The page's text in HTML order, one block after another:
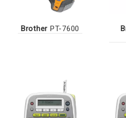
Brother PT-7600